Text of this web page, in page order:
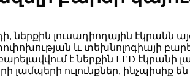
լուսադիոդային էկրանն
և տեխնոլոգիայի
է ներքին LED էկրանի
ուլունքներ, ինչպիսիք են